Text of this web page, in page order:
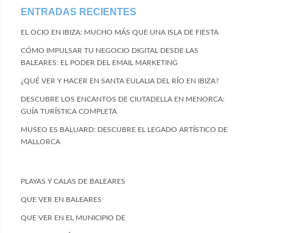
ENTRADAS RECIENTES
EL OCIO EN IBIZA: MUCHO MÁS QUE UNA ISLA DE FIESTA
CÓMO IMPULSAR TU NEGOCIO DIGITAL DESDE LAS
BALEARES: EL PODER DEL EMAIL MARKETING
¿QUÉ VER Y HACER EN SANTA EULALIA DEL RÍO EN IBIZA?
DESCUBRE LOS ENCANTOS DE CIUTADELLA EN MENORCA:
GUÍA TURÍSTICA COMPLETA
MUSEO ES BALUARD: DESCUBRE EL LEGADO ARTÍSTICO DE
MALLORCA
PLAYAS Y CALAS DE BALEARES
QUE VER EN BALEARES
QUE VER EN EL MUNICIPIO DE